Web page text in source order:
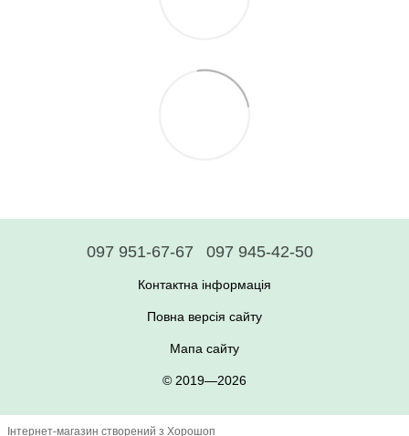
097 951-67-67 097 945-42-50
Контактна інформація
Повна версія сайту
Мапа сайту
© 2019—2026
Інтернет-магазин створений з Хорошоп